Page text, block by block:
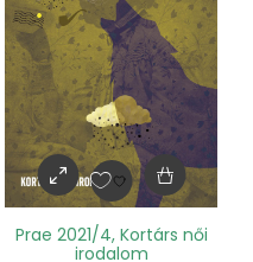
Prae 2021/4, Kortárs női
irodalom